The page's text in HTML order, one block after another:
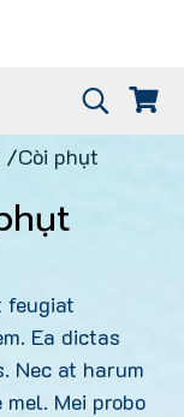
/Còi phụt
feugiat
Ea dictas
Nec at harum
Mei probo